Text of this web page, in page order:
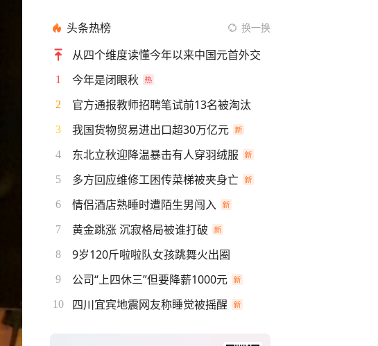
头条热榜 换一换
从四个维度读懂今年以来中国元首外交
1 今年是闭眼秋
2 官方通报教师招聘笔试前13名被淘汰
3 我国货物贸易进出口超30万亿元
4 东北立秋迎降温暴击有人穿羽绒服
5 多方回应维修工困传菜梯被夹身亡
6 情侣酒店熟睡时遭陌生男闯入
7 黄金跳涨 沉寂格局被谁打破
8 9岁120斤啦啦队女孩跳舞火出圈
9 公司“上四休三”但要降薪1000元
10 四川宜宾地震网友称睡觉被摇醒